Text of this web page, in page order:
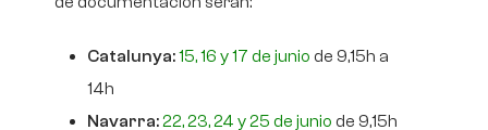
Catalunya:15, 16 y 17 de junio de 9,15h a
14h
Navarra:22, 23, 24 y 25 de junio de 9,15h